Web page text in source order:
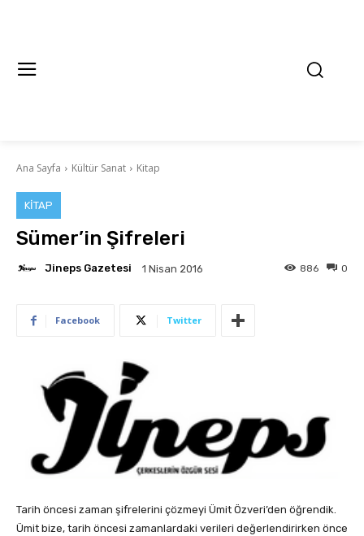
Ana Sayfa Kültür Sanat Kitap
KITAP
Sümer’in Şifreleri
Jineps Gazetesi 1 Nisan 2016 0
886
Facebook Twitter
Tarih öncesi zaman şifrelerini çözmeyi Ümit Özveri’den öğrendik.
Ümit bize, tarih öncesi zamanlardaki verileri değerlendirirken önce